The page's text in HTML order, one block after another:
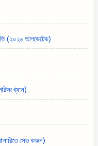
(২০২৬ আপডেটেড)
সেভ করুন)